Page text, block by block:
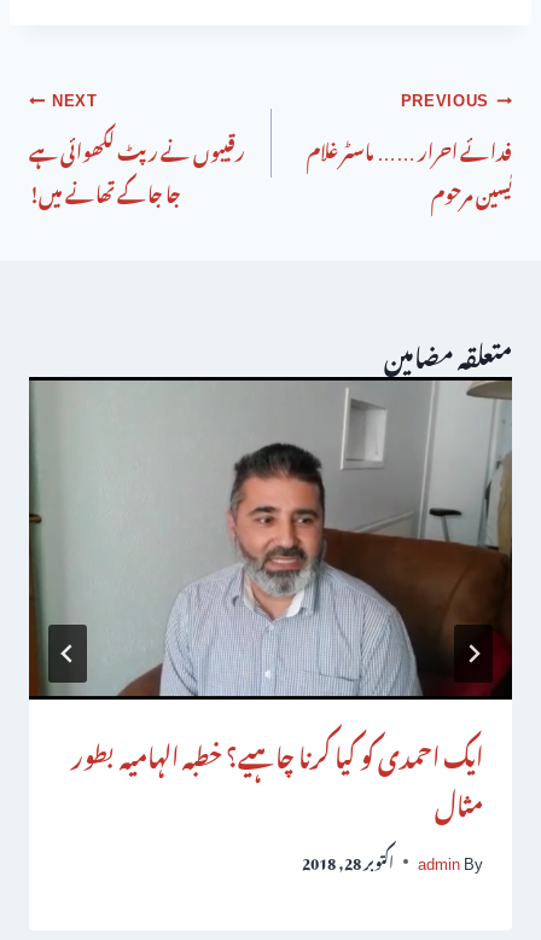
PREVIOUS
فدائے احرار …… ماسٹر غلام
یٰسین مرحوم
NEXT
رقیبوں نے رپٹ لکھوائی ہے
جا جا کے تھانے میں!
متعلقہ مضامین
ایک احمدی کو کیا کرنا چاہیے؟ خطبہ الہامیہ بطور
مثال
By
admin اکتوبر 28, 2018